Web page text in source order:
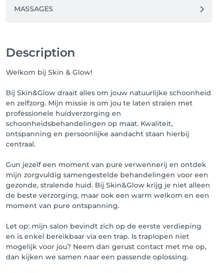
MASSAGES
Description
Welkom bij Skin & Glow!
Bij Skin&Glow draait alles om jouw natuurlijke schoonheid
en zelfzorg. Mijn missie is om jou te laten stralen met
professionele huidverzorging en
schoonheidsbehandelingen op maat. Kwaliteit,
ontspanning en persoonlijke aandacht staan hierbij
centraal.
Gun jezelf een moment van pure verwennerij en ontdek
mijn zorgvuldig samengestelde behandelingen voor een
gezonde, stralende huid. Bij Skin&Glow krijg je niet alleen
de beste verzorging, maar ook een warm welkom en een
moment van pure ontspanning.
Let op: mijn salon bevindt zich op de eerste verdieping
en is enkel bereikbaar via een trap. Is traplopen niet
mogelijk voor jou? Neem dan gerust contact met me op,
dan kijken we samen naar een passende oplossing.